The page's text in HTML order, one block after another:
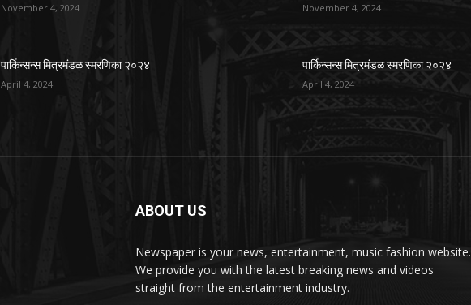
November 4, 2024
पार्किन्सन्स मित्रमंडळ स्मरणिका २०२४
April 4, 2024
November 4, 2024
पार्किन्सन्स मित्रमंडळ स्मरणिका २०२४
April 4, 2024
ABOUT US
Newspaper is your news, entertainment, music fashion website.
We provide you with the latest breaking news and videos
straight from the entertainment industry.